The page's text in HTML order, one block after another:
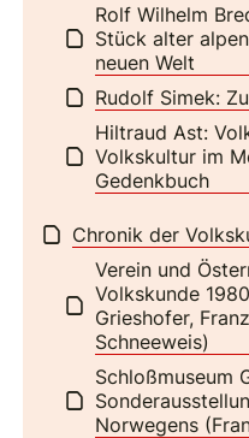
Rolf Wilhelm
Stück alter
neuen Welt
Rudolf Simek:
Hiltraud Ast:
Volkskultur im
Gedenkbuch
Chronik der
Verein und
Volkskunde
Grieshofer,
Schneeweis)
Schloßmuseum
Norwegens